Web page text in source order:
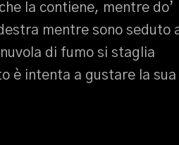
la contiene, mentre do’
mentre sono seduto
di fumo si staglia
è intenta a gustare la sua